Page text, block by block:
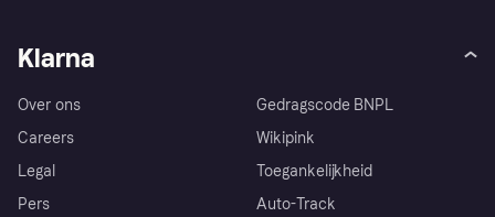
Klarna
Over ons
Careers
Legal
Pers
Gedragscode BNPL
Wikipink
Toegankelijkheid
Auto-Track